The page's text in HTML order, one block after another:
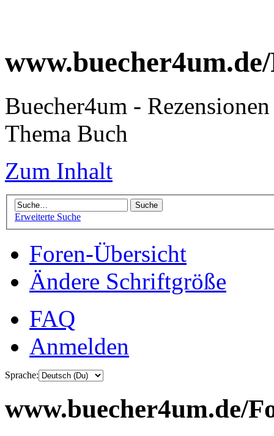
Buecher4um -
Thema Buch
Zum Inhalt
Erweiterte Suche
Foren-Übersicht
Ändere Schriftgröße
FAQ
Anmelden
Sprache:
www.buecher4um.de/